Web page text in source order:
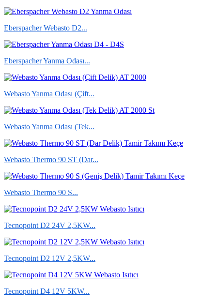
Eberspacher Webasto D2...
Eberspacher Yanma Odası...
Webasto Yanma Odası (Çift...
Webasto Yanma Odası (Tek...
Webasto Thermo 90 ST (Dar...
Webasto Thermo 90 S...
Tecnopoint D2 24V 2,5KW...
Tecnopoint D2 12V 2,5KW...
Tecnopoint D4 12V 5KW...